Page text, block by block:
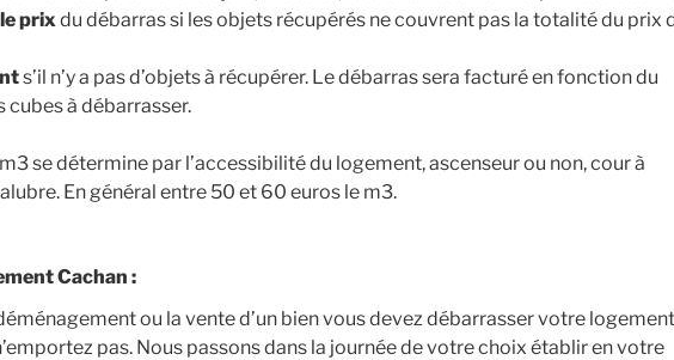
prixdu débarras si les objets récupérés ne couvrent pas la totalité du prix
s’il n’y a pas d’objets à récupérer. Le débarras sera facturé en fonction du
cubes à débarrasser.
se détermine par l’accessibilité du logement, ascenseur ou non, cour à
En général entre 50 et 60 euros le m3.
Cachan :
ou la vente d’un bien vous devez débarrasser votre
pas. Nous passons dans la journée de votre choix établir en votre